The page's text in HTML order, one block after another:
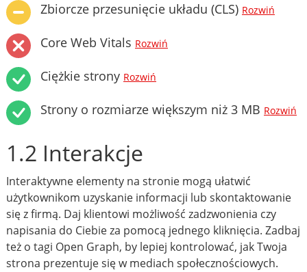
Zbiorcze przesunięcie układu (CLS) Rozwiń
Core Web Vitals Rozwiń
Ciężkie strony Rozwiń
Strony o rozmiarze większym niż 3 MB Rozwiń
1.2 Interakcje
Interaktywne elementy na stronie mogą ułatwić
użytkownikom uzyskanie informacji lub skontaktowanie
się z firmą. Daj klientowi możliwość zadzwonienia czy
napisania do Ciebie za pomocą jednego kliknięcia. Zadbaj
też o tagi Open Graph, by lepiej kontrolować, jak Twoja
strona prezentuje się w mediach społecznościowych.